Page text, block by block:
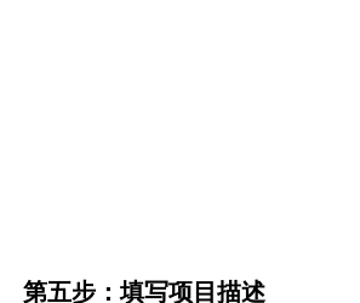
注意：项目描述尽量言简意赅，